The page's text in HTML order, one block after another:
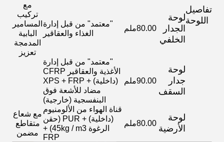
تفاصيل
اللوحةلوحة
الجدار
الخلفي
80.00ملم
"معتمد" من قبل إدارة
الغذاء والعقاقير
مع
تركيب
المسامير
البابية
المدمجة
تعزيز
لوحة
جدار
السقف
90.00ملم
"معتمد" من قبل إدارة
الأغذية والعقاقير CFRP
(داخلية) + XPS + FRP
مضاد للأشعة فوق
البنفسجية (خارجية)
لوحة
الأرضية
80.00ملم
قناة الهواء من الألومنيوم
(داخلية) + PUR (حقن
الرغوة 45kg / m3) +
FRP
مع شعاع
متقاطع
مضمن